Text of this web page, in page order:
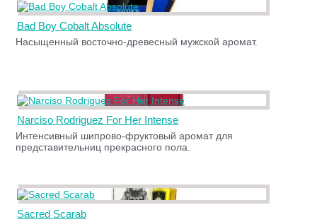
Bad Boy Cobalt Absolute
Насыщенный восточно-древесный мужской аромат.
Narciso Rodriguez For Her Intense
Интенсивный шипрово-фруктовый аромат для
представительниц прекрасного пола.
Sacred Scarab